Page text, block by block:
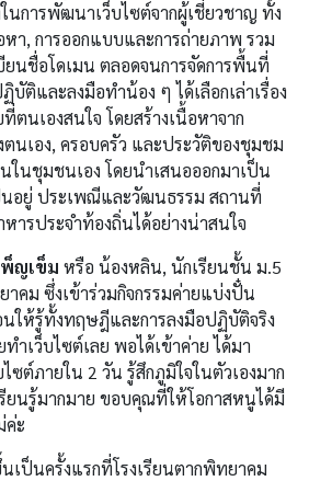
นการพัฒนาเว็บไซต์จากผู้เชี่ยวชาญ ทั้ง
หา, การออกแบบและการถ่ายภาพ รวม
ยนชื่อโดเมน ตลอดจนการจัดการพื้นที่
บัติและลงมือทำน้อง ๆ ได้เลือกเล่าเรื่อง
นเองสนใจ โดยสร้างเนื้อหาจาก
นเอง, ครอบครัว และประวัติของชุมชม
ในชุมชนเอง โดยนำเสนอออกมาเป็น
นอยู่ ประเพณีและวัฒนธรรม สถานที่
ารประจำท้องถิ่นได้อย่างน่าสนใจ
พ็ญเข็ม หรือ น้องหลิน, นักเรียนชั้น ม.5
าคม ซึ่งเข้าร่วมกิจกรรมค่ายแบ่งปั๋น
นให้รู้ทั้งทฤษฎีและการลงมือปฏิบัติจริง
ำเว็บไซต์เลย พอได้เข้าค่าย ได้มา
ซต์ภายใน 2 วัน รู้สึกภูมิใจในตัวเองมาก
ยนรู้มากมาย ขอบคุณที่ให้โอกาสหนูได้มี
ค่ะ
เป็นครั้งแรกที่โรงเรียนตากพิทยาคม